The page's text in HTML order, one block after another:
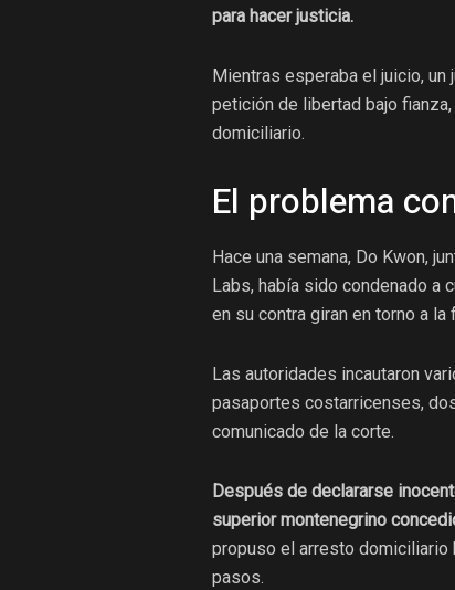
para hacer justicia.
Mientras esperaba el juicio,
petición de libertad bajo
domiciliario.
El problema
Hace una semana, Do Kwon,
Labs, había sido condenado a
en su contra giran en torno a
Las autoridades incautaron
pasaportes costarricenses,
comunicado de la corte.
Después de declararse
superior montenegrino
propuso el arresto
pasos.